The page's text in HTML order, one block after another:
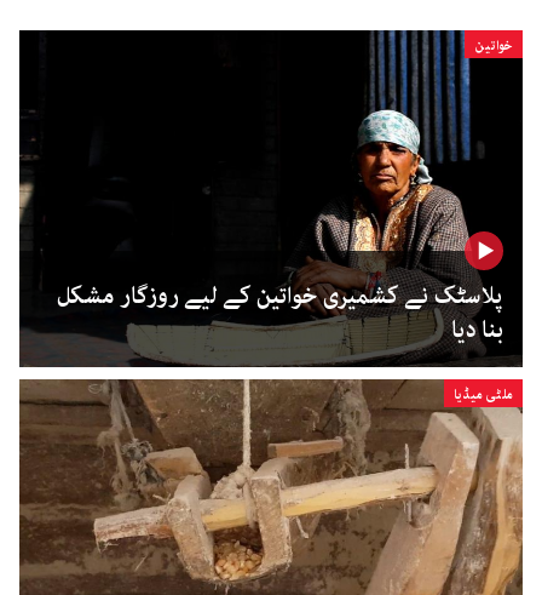
خواتین
پلاسٹک نے کشمیری خواتین کے لیے روزگار مشکل
بنا دیا
ملٹی میڈیا